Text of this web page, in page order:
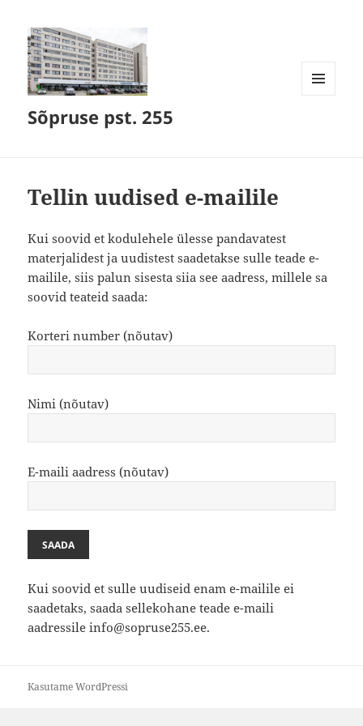
Sõpruse pst. 255
Tellin uudised e-mailile
Kui soovid et kodulehele ülesse pandavatest
materjalidest ja uudistest saadetakse sulle teade e-
mailile, siis palun sisesta siia see aadress, millele sa
soovid teateid saada:
Korteri number (nõutav)
Nimi (nõutav)
E-maili aadress (nõutav)
Kui soovid et sulle uudiseid enam e-mailile ei
saadetaks, saada sellekohane teade e-maili
aadressile info@sopruse255.ee.
Kasutame WordPressi